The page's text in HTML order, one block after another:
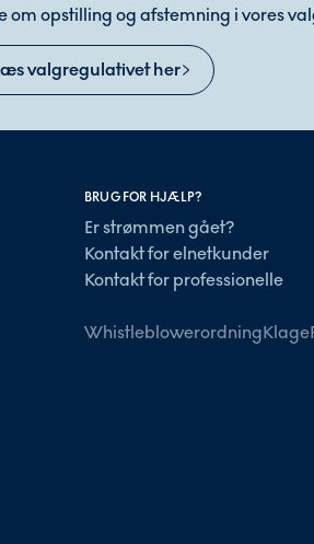
om opstilling og afstemning i vores
valgregulativet her
BRUG FOR HJÆLP?
Er strømmen gået?
Kontakt for elnetkunder
Kontakt for professionelle
WhistleblowerordningKlage